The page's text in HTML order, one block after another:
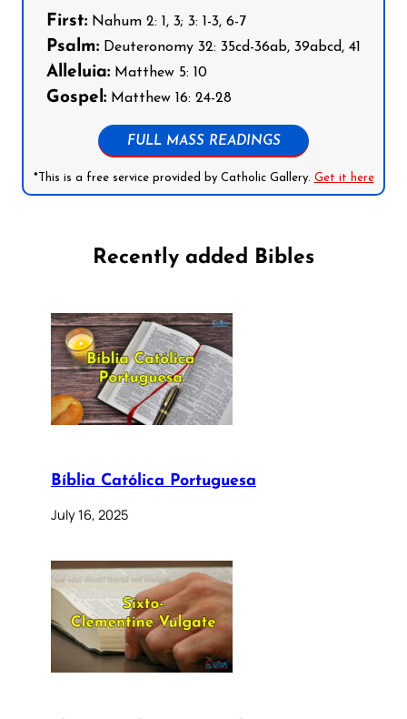
First: Nahum 2: 1, 3; 3: 1-3, 6-7
Psalm: Deuteronomy 32: 35cd-36ab, 39abcd, 41
Alleluia: Matthew 5: 10
Gospel: Matthew 16: 24-28
FULL MASS READINGS
*This is a free service provided by Catholic Gallery. Get it here
Recently added Bibles
Bíblia Católica Portuguesa
July 16, 2025